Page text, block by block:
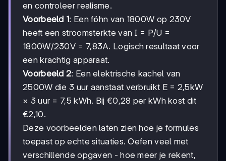
en controleer realisme.
Voorbeeld 1: Een föhn van 1800W op 230V
heeft een stroomsterkte van I = P/U =
1800W/230V = 7,83A. Logisch resultaat voor
een krachtig apparaat.
Voorbeeld 2: Een elektrische kachel van
2500W die 3 uur aanstaat verbruikt E = 2,5kW
× 3 uur = 7,5 kWh. Bij €0,28 per kWh kost dit
€2,10.
Deze voorbeelden laten zien hoe je formules
toepast op echte situaties. Oefen veel met
verschillende opgaven - hoe meer je rekent,